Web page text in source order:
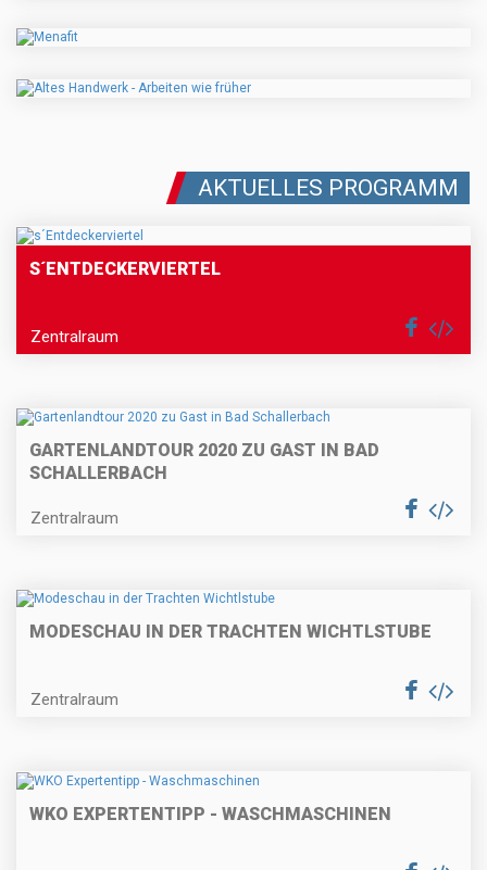
AKTUELLES PROGRAMM
S´ENTDECKERVIERTEL
Zentralraum
GARTENLANDTOUR 2020 ZU GAST IN BAD
SCHALLERBACH
Zentralraum
MODESCHAU IN DER TRACHTEN WICHTLSTUBE
Zentralraum
WKO EXPERTENTIPP - WASCHMASCHINEN